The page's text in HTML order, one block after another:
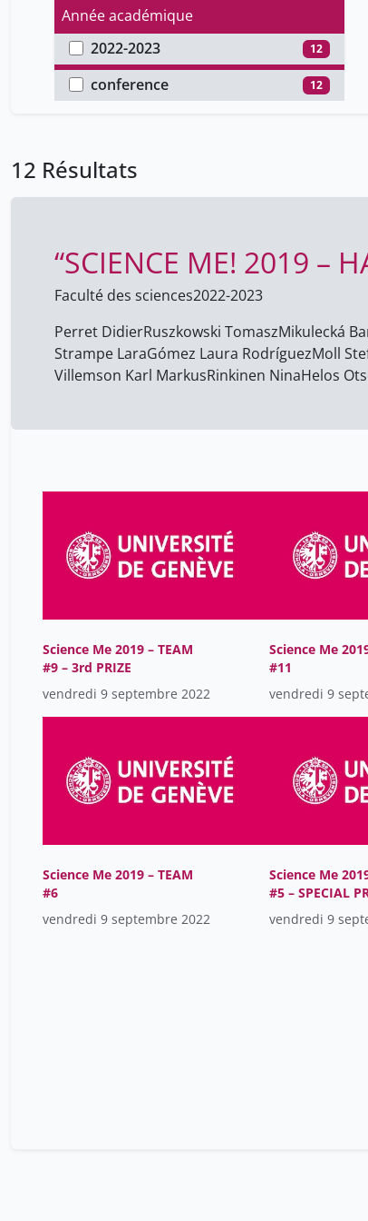
Année académique
2022-2023
12
Type de document
conference
12
12 Résultats
“SCIENCE ME! 2019 –
Faculté des sciences2022-2023
Perret DidierRuszkowski TomaszMikulecká
Strampe LaraGómez Laura RodríguezMoll
Villemson Karl MarkusRinkinen NinaHelos
Science Me 2019 – TEAM
#9 – 3rd PRIZE
vendredi 9 septembre 2022
Science Me
#11
vendredi 9
Science Me 2019 – TEAM
#6
vendredi 9 septembre 2022
Science Me
#5 – SPECIAL
vendredi 9